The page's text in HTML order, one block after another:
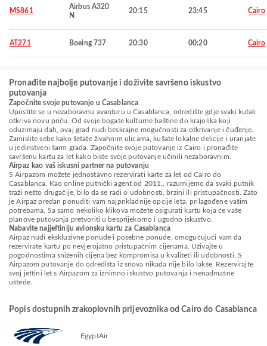
MS861
Airbus A320
N
20:15 23:45 Cairo
AT271 Boeing 737 20:30 00:20 Cairo
Pronađite najbolje putovanje i doživite savršeno iskustvo
putovanja
Započnite svoje putovanje u Casablanca
Upustite se u nezaboravnu avanturu u Casablanca, odredište gdje svaki kutak
otkriva novu priču. Od svoje bogate kulturne baštine do krajolika koji
oduzimaju dah, ovaj grad nudi beskrajne mogućnosti za otkrivanje i čuđenje.
Zamislite sebe kako šetate živahnim ulicama, kušate lokalne delicije i uranjate
u jedinstveni šarm grada. Započnite svoje putovanje iz Cairo i pronađite
savršenu kartu za let kako biste svoje putovanje učinili nezaboravnim.
Airpaz kao vaš iskusni partner na putovanju
S Airpazom možete jednostavno rezervirati karte za let od Cairo do
Casablanca. Kao online putnički agent od 2011., razumijemo da svaki putnik
traži nešto drugačije, bilo da se radi o udobnosti, brzini ili pristupačnosti. Zato
je Airpaz predan ponuditi vam najprikladnije opcije leta, prilagođene vašim
potrebama. Sa samo nekoliko klikova možete osigurati kartu koja će vaše
planove putovanja pretvoriti u besprijekorno i ugodno iskustvo.
Nabavite najjeftiniju avionsku kartu za Casablanca
Airpaz nudi ekskluzivne ponude i posebne ponude, omogućujući vam da
rezervirate kartu po nevjerojatno pristupačnim cijenama. Uživajte u
pogodnostima sniženih cijena bez kompromisa u kvaliteti ili udobnosti. S
Airpazom putovanje do odredišta iz snova nikada nije bilo lakše. Rezervirajte
svoj jeftini let s Airpazom za iznimno iskustvo putovanja i nenadmašne
uštede.
Popis dostupnih zrakoplovnih prijevoznika od Cairo do Casablanca
EgyptAir